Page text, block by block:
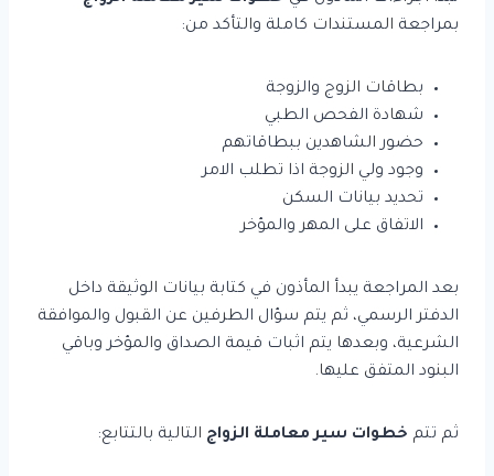
بمراجعة المستندات كاملة والتأكد من:
بطاقات الزوج والزوجة
شهادة الفحص الطبي
حضور الشاهدين ببطاقاتهم
وجود ولي الزوجة اذا تطلب الامر
تحديد بيانات السكن
الاتفاق على المهر والمؤخر
بعد المراجعة يبدأ المأذون في كتابة بيانات الوثيقة داخل
الدفتر الرسمي، ثم يتم سؤال الطرفين عن القبول والموافقة
الشرعية، وبعدها يتم اثبات قيمة الصداق والمؤخر وباقي
البنود المتفق عليها.
ثم تتم خطوات سير معاملة الزواج التالية بالتتابع: